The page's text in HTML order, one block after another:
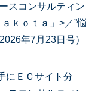
スコンサルティン
ｋｏｔａ」>／”悩
年7月23日号）
にＥＣサイト分